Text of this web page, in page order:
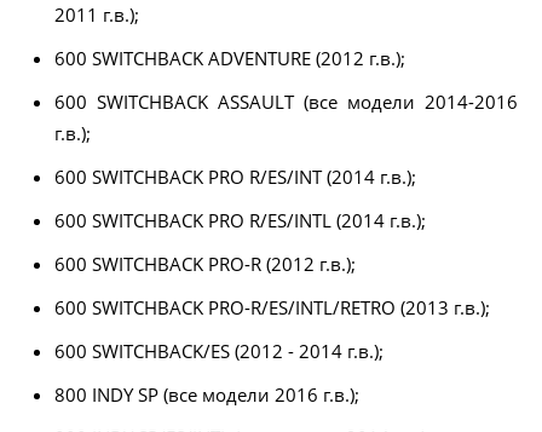
2011 г.в.);
600 SWITCHBACK ADVENTURE (2012 г.в.);
600 SWITCHBACK ASSAULT (все модели 2014-2016
г.в.);
600 SWITCHBACK PRO R/ES/INT (2014 г.в.);
600 SWITCHBACK PRO R/ES/INTL (2014 г.в.);
600 SWITCHBACK PRO-R (2012 г.в.);
600 SWITCHBACK PRO-R/ES/INTL/RETRO (2013 г.в.);
600 SWITCHBACK/ES (2012 - 2014 г.в.);
800 INDY SP (все модели 2016 г.в.);